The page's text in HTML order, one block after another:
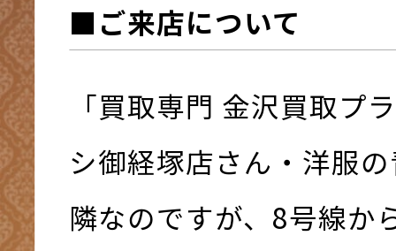
■ご来店について
「買取専門 金沢買取プ
シ御経塚店さん・洋服
隣なのですが、8号線か